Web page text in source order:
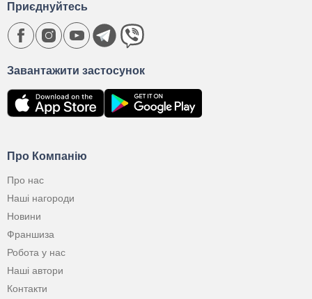
Про Компанію
Про нас
Наші нагороди
Новини
Франшиза
Робота у нас
Наші автори
Контакти
Завантажити застосунок
Приєднуйтесь